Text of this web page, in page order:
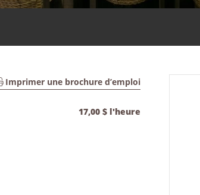
Imprimer une brochure d’emploi
17,00 $ l'heure